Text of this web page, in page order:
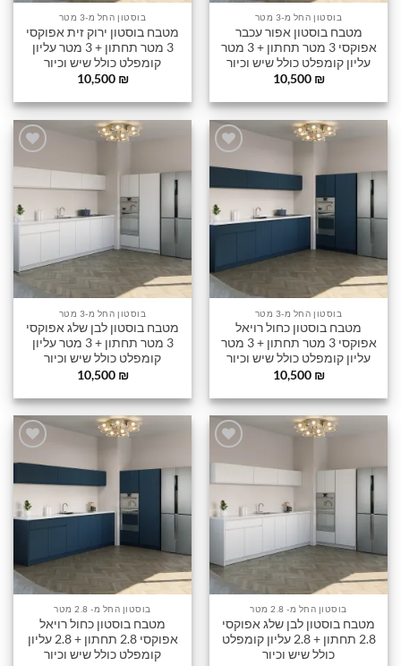
בוסטון החל מ-3 מטר
מטבח בוסטון אפור עכבר
אפוקסי 3 מטר תחתון + 3 מטר
עליון קומפלט כולל שיש וכיור
10,500 ₪
בוסטון החל מ-3 מטר
מטבח בוסטון ירוק זית אפוקסי
3 מטר תחתון + 3 מטר עליון
קומפלט כולל שיש וכיור
10,500 ₪
הוסף
שלי
בוסטון החל מ-3 מטר
מטבח בוסטון כחול רויאל
אפוקסי 3 מטר תחתון + 3 מטר
עליון קומפלט כולל שיש וכיור
10,500 ₪
הוסף
שלי
בוסטון החל מ-3 מטר
מטבח בוסטון לבן שלג אפוקסי
3 מטר תחתון + 3 מטר עליון
קומפלט כולל שיש וכיור
10,500 ₪
הוסף
שלי
בוסטון החל מ- 2.8 מטר
מטבח בוסטון לבן שלג אפוקסי
2.8 תחתון + 2.8 עליון קומפלט
כולל שיש וכיור
הוסף
שלי
בוסטון החל מ- 2.8 מטר
מטבח בוסטון כחול רויאל
אפוקסי 2.8 תחתון + 2.8 עליון
קומפלט כולל שיש וכיור